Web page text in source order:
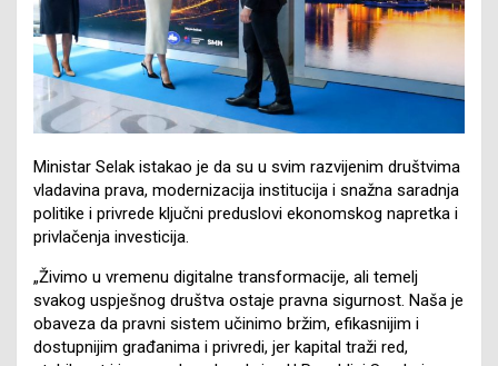
Ministar Selak istakao je da su u svim razvijenim društvima
vladavina prava, modernizacija institucija i snažna saradnja
politike i privrede ključni preduslovi ekonomskog napretka i
privlačenja investicija.
„Živimo u vremenu digitalne transformacije, ali temelj
svakog uspješnog društva ostaje pravna sigurnost. Naša je
obaveza da pravni sistem učinimo bržim, efikasnijim i
dostupnijim građanima i privredi, jer kapital traži red,